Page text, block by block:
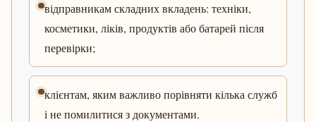
відправникам складних вкладень: техніки,
косметики, ліків, продуктів або батарей після
перевірки;
клієнтам, яким важливо порівняти кілька служб
і не помилитися з документами.